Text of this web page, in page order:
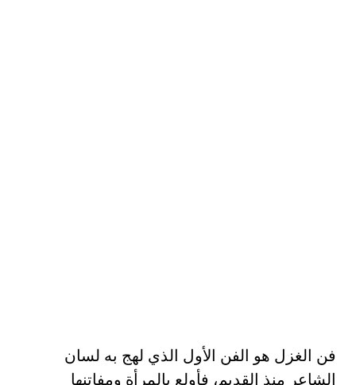
فن الغزل هو الفن الأول الذي لهج به لسان
الشاعر منذ القديم، فأولع بالمرأة ومفاتنها